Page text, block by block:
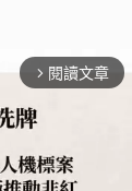
arrow_forward_ios 閱讀文章